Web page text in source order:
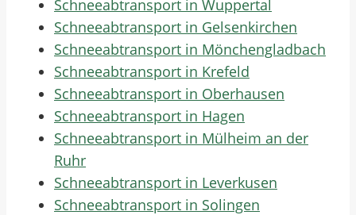
Schneeabtransport in Wuppertal
Schneeabtransport in Gelsenkirchen
Schneeabtransport in Mönchengladbach
Schneeabtransport in Krefeld
Schneeabtransport in Oberhausen
Schneeabtransport in Hagen
Schneeabtransport in Mülheim an der
Ruhr
Schneeabtransport in Leverkusen
Schneeabtransport in Solingen